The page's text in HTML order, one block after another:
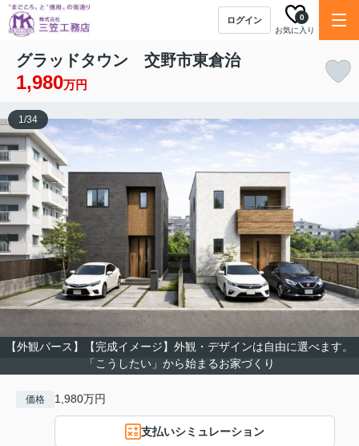
ログイン
お気に入り
0
グラッドタウン 交野市東倉治
1,980万円
【外観パース】【完成イメージ】外観・デザインは自由に選べます。
「こうしたい」から始まるお家づくり
1/34
価格 1,980万円
支払いシミュレーション